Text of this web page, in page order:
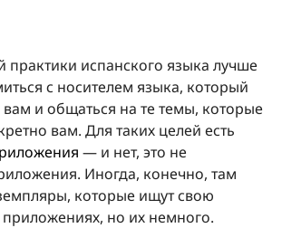
практики испанского языка лучше
с носителем языка, который
вам и общаться на те темы, которые
вам. Для таких целей есть
— и нет, это не
Иногда, конечно, там
которые ищут свою
но их немного.